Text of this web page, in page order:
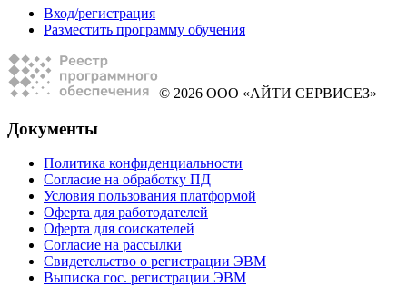
Вход/регистрация
Разместить программу обучения
© 2026 ООО «АЙТИ СЕРВИСЕЗ»
Документы
Политика конфиденциальности
Согласие на обработку ПД
Условия пользования платформой
Оферта для работодателей
Оферта для соискателей
Согласие на рассылки
Свидетельство о регистрации ЭВМ
Выписка гос. регистрации ЭВМ